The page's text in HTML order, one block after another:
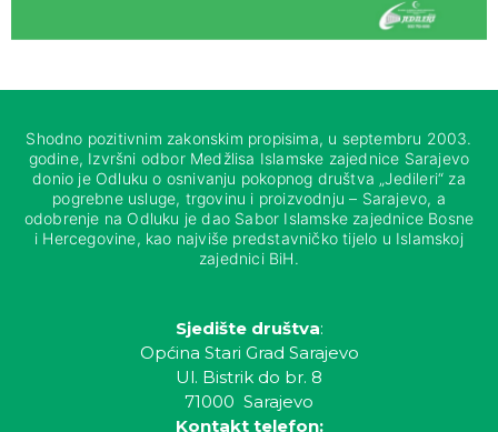
Shodno pozitivnim zakonskim propisima, u septembru 2003.
godine, Izvršni odbor Medžlisa Islamske zajednice Sarajevo
donio je Odluku o osnivanju pokopnog društva „Jedileri“ za
pogrebne usluge, trgovinu i proizvodnju – Sarajevo, a
odobrenje na Odluku je dao Sabor Islamske zajednice Bosne
i Hercegovine, kao najviše predstavničko tijelo u Islamskoj
zajednici BiH.
Sjedište društva:
Općina Stari Grad Sarajevo
Ul. Bistrik do br. 8
71000 Sarajevo
Kontakt telefon: